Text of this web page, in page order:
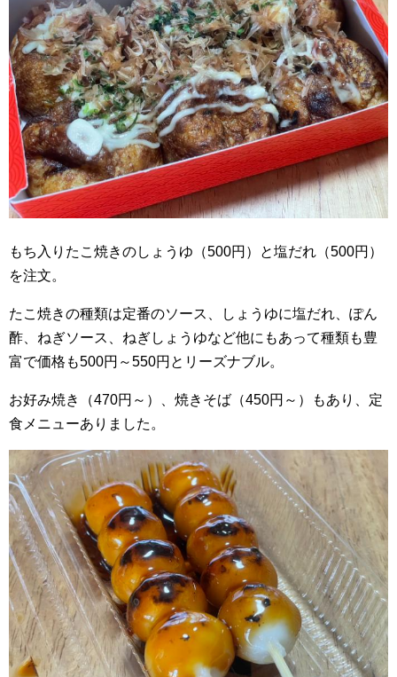
もち入りたこ焼きのしょうゆ（500円）と塩だれ（500円）
を注文。
たこ焼きの種類は定番のソース、しょうゆに塩だれ、ぽん
酢、ねぎソース、ねぎしょうゆなど他にもあって種類も豊
富で価格も500円～550円とリーズナブル。
お好み焼き（470円～）、焼きそば（450円～）もあり、定
食メニューありました。